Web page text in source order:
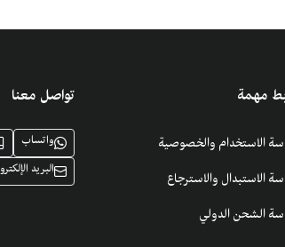
مهمة
الاستخدام والخصوصية
الاستبدال والاسترجاع
الشحن الدولي
تواصل معنا
واتساب
البريد